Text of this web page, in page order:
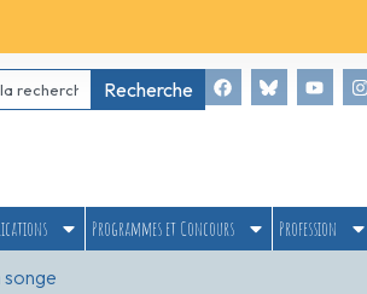
Recherche
Programmes et Concours Profession
songe